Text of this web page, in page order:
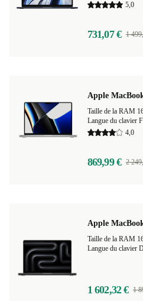
5,0
731,07 € 1
Apple
Taille de la RAM
Langue du clavier
4,0
869,99 € 2
Apple
Taille de la RAM
Langue du clavier
1 602,32 € 1